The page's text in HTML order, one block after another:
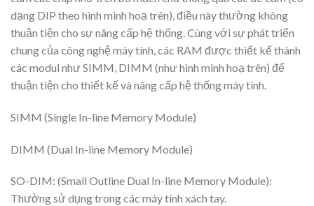
dạng DIP theo hình minh hoạ trên), điều này thường không
thuận tiện cho sự nâng cấp hệ thống. Cùng với sự phát triển
chung của công nghệ máy tính, các RAM được thiết kế thành
các modul như SIMM, DIMM (như hình minh hoạ trên) để
thuận tiện cho thiết kế và nâng cấp hệ thống máy tính.
SIMM (Single In-line Memory Module)
DIMM (Dual In-line Memory Module)
SO-DIM: (Small Outline Dual In-line Memory Module):
Thường sử dụng trong các máy tính xách tay.